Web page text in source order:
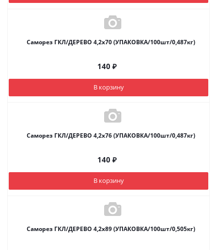
Саморез ГКЛ/ДЕРЕВО 4,2х70 (УПАКОВКА/100шт/0,487кг)
140 ₽
В корзину
Саморез ГКЛ/ДЕРЕВО 4,2х76 (УПАКОВКА/100шт/0,487кг)
140 ₽
В корзину
Саморез ГКЛ/ДЕРЕВО 4,2х89 (УПАКОВКА/100шт/0,505кг)